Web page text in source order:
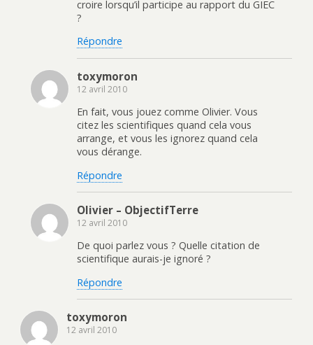
croire lorsqu’il participe au rapport du GIEC
?
Répondre
toxymoron
12 avril 2010
En fait, vous jouez comme Olivier. Vous
citez les scientifiques quand cela vous
arrange, et vous les ignorez quand cela
vous dérange.
Répondre
Olivier – ObjectifTerre
12 avril 2010
De quoi parlez vous ? Quelle citation de
scientifique aurais-je ignoré ?
Répondre
toxymoron
12 avril 2010